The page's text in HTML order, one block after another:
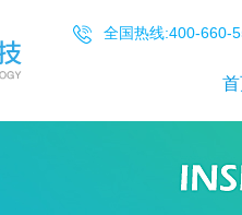
全国热线:400-660-